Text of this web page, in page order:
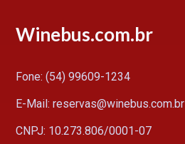
Winebus.com.br
Fone: (54) 99609-1234
E-Mail: reservas@winebus.com.br
CNPJ: 10.273.806/0001-07